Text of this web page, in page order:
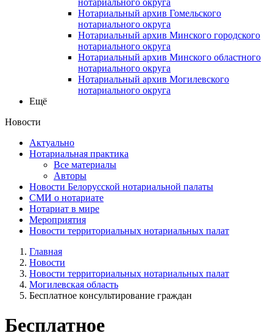
Нотариальный архив Гомельского
нотариального округа
Нотариальный архив Минского городского
нотариального округа
Нотариальный архив Минского областного
нотариального округа
Нотариальный архив Могилевского
нотариального округа
Ещё
Новости
Актуально
Нотариальная практика
Все материалы
Авторы
Новости Белорусской нотариальной палаты
СМИ о нотариате
Нотариат в мире
Мероприятия
Новости территориальных нотариальных палат
Главная
Новости
Новости территориальных нотариальных палат
Могилевская область
Бесплатное консультирование граждан
Бесплатное